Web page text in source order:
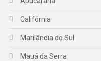
Califórnia
Marilândia do Sul
Mauá da Serra